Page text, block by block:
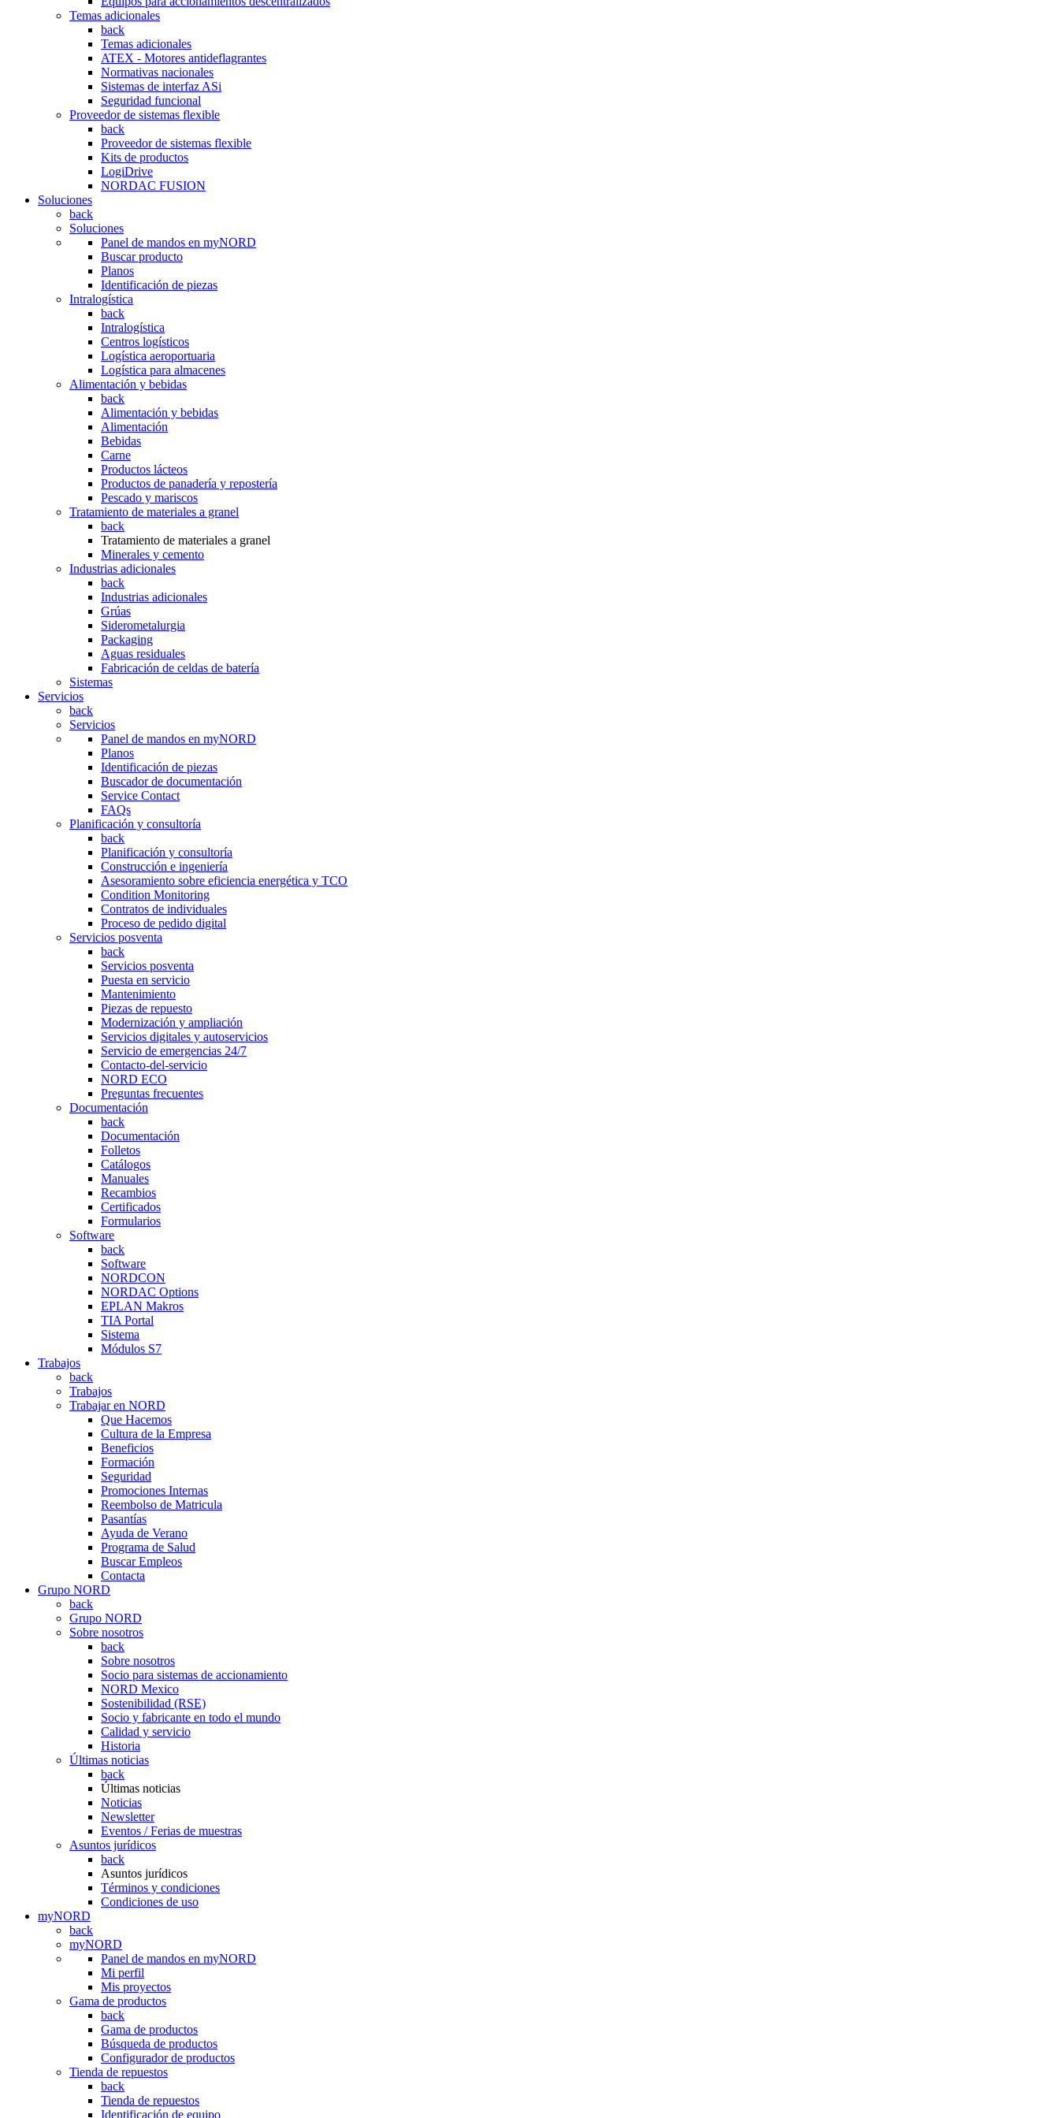
Temas adicionales
back
Temas adicionales
ATEX - Motores antideflagrantes
Normativas nacionales
Sistemas de interfaz ASi
Seguridad funcional
Proveedor de sistemas flexible
back
Proveedor de sistemas flexible
Kits de productos
LogiDrive
NORDAC FUSION
Soluciones
back
Soluciones
Panel de mandos en myNORD
Buscar producto
Planos
Identificación de piezas
Intralogística
back
Intralogística
Centros logísticos
Logística aeroportuaria
Logística para almacenes
Alimentación y bebidas
back
Alimentación y bebidas
Alimentación
Bebidas
Carne
Productos lácteos
Productos de panadería y repostería
Pescado y mariscos
Tratamiento de materiales a granel
back
Tratamiento de materiales a granel
Minerales y cemento
Industrias adicionales
back
Industrias adicionales
Grúas
Siderometalurgia
Packaging
Aguas residuales
Fabricación de celdas de batería
Sistemas
Servicios
back
Servicios
Panel de mandos en myNORD
Planos
Identificación de piezas
Buscador de documentación
Service Contact
FAQs
Planificación y consultoría
back
Planificación y consultoría
Construcción e ingeniería
Asesoramiento sobre eficiencia energética y TCO
Condition Monitoring
Contratos de individuales
Proceso de pedido digital
Servicios posventa
back
Servicios posventa
Puesta en servicio
Mantenimiento
Piezas de repuesto
Modernización y ampliación
Servicios digitales y autoservicios
Servicio de emergencias 24/7
Contacto-del-servicio
NORD ECO
Preguntas frecuentes
Documentación
back
Documentación
Folletos
Catálogos
Manuales
Recambios
Certificados
Formularios
Software
back
Software
NORDCON
NORDAC Options
EPLAN Makros
TIA Portal
Sistema
Módulos S7
Trabajos
back
Trabajos
Trabajar en NORD
Que Hacemos
Cultura de la Empresa
Beneficios
Formación
Seguridad
Promociones Internas
Reembolso de Matricula
Pasantías
Ayuda de Verano
Programa de Salud
Buscar Empleos
Contacta
Grupo NORD
back
Grupo NORD
Sobre nosotros
back
Sobre nosotros
Socio para sistemas de accionamiento
NORD Mexico
Sostenibilidad (RSE)
Socio y fabricante en todo el mundo
Calidad y servicio
Historia
Últimas noticias
back
Últimas noticias
Noticias
Newsletter
Eventos / Ferias de muestras
Asuntos jurídicos
back
Asuntos jurídicos
Términos y condiciones
Condiciones de uso
myNORD
back
myNORD
Panel de mandos en myNORD
Mi perfil
Mis proyectos
Gama de productos
back
Gama de productos
Búsqueda de productos
Configurador de productos
Tienda de repuestos
back
Tienda de repuestos
Identificación de equipo